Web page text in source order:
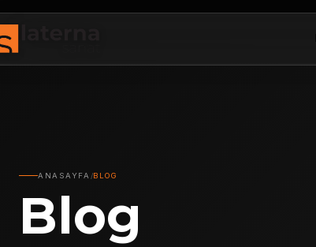
ANASAYFA/BLOG
Blog